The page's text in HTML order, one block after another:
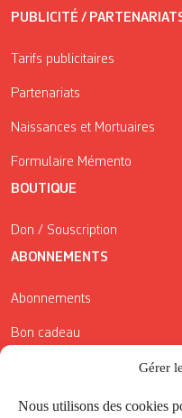
Gérer
Nous utilisons des cookies
PUBLICITÉ /
Tarifs publicitaires
Partenariats
Naissances et Mortuaires
Formulaire Mémento
BOUTIQUE
Don / Souscription
ABONNEMENTS
Abonnements
Bon cadeau
Conditions générales de vente
Réductions de la Carte Côté